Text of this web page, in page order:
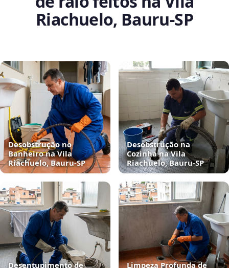
Riachuelo, Bauru‑SP
Desobstrução no
Banheiro na Vila
Riachuelo, Bauru‑SP
Desobstrução na
Cozinha na Vila
Riachuelo, Bauru‑SP
Desentupimento de
Limpeza Profunda de